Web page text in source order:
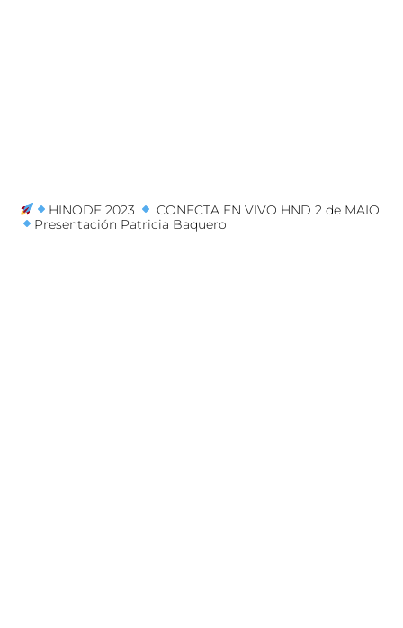
HINODE 2023
CONECTA EN VIVO HND 2 de MAIO
Presentación Patricia Baquero